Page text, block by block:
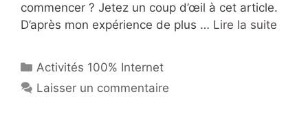
commencer ? Jetez un coup d’œil à cet article.
D’après mon expérience de plus … Lire la suite
Catégories
Activités 100% Internet
Laisser un commentaire